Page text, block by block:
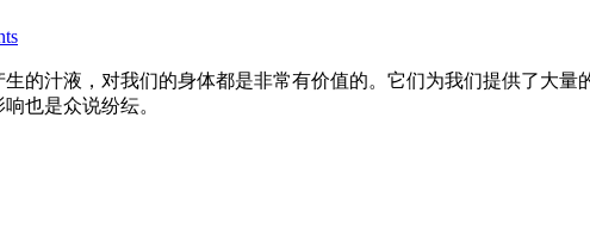
的汁液，对我们的身体都是非常有价值的。它们为我们提供了大
也是众说纷纭。